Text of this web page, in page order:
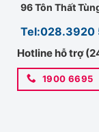
96 Tôn Thất
Tel:028.3920
Hotline hỗ trợ
1900 6695